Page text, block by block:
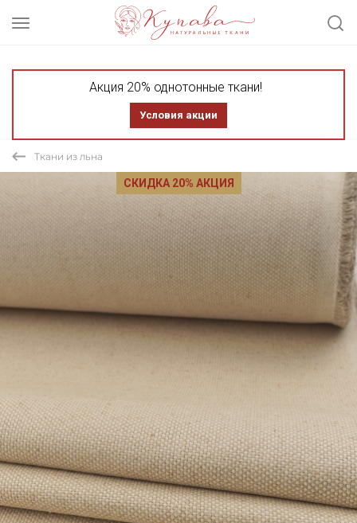
Акция 20% однотонные ткани!
Условия акции
Ткани из льна
СКИДКА 20% АКЦИЯ